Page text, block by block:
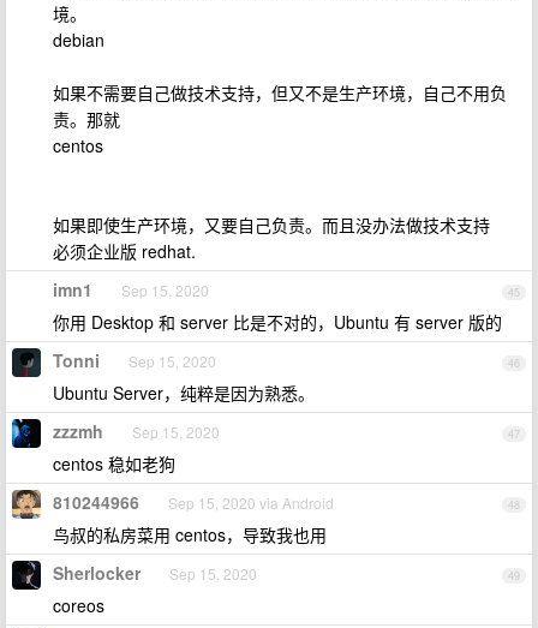
境。
debian
如果不需要自己做技术支持，但又不是生产环境，自己不用负
责。那就
centos
如果即使生产环境，又要自己负责。而且没办法做技术支持
必须企业版 redhat.
45
imn1 Sep 15, 2020
你用 Desktop 和 server 比是不对的，Ubuntu 有 server 版的
46
Tonni Sep 15, 2020
Ubuntu Server，纯粹是因为熟悉。
47
zzzmh Sep 15, 2020
centos 稳如老狗
48
810244966 Sep 15, 2020 via Android
鸟叔的私房菜用 centos，导致我也用
49
Sherlocker Sep 15, 2020
coreos